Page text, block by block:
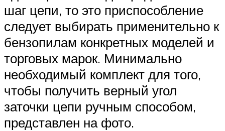
шаг цепи, то это приспособление
следует выбирать применительно к
бензопилам конкретных моделей и
торговых марок. Минимально
необходимый комплект для того,
чтобы получить верный угол
заточки цепи ручным способом,
представлен на фото.